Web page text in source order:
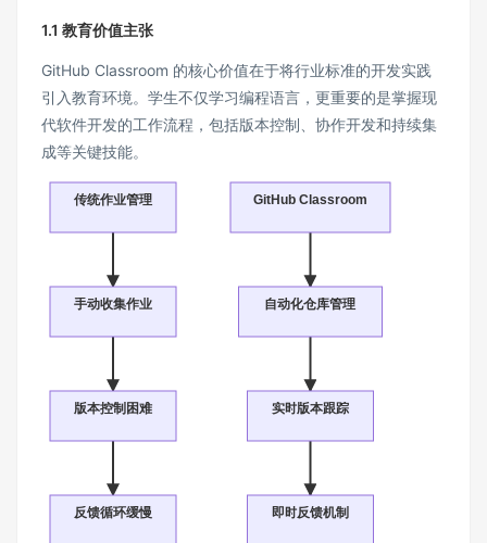
1.1 教育价值主张
GitHub Classroom 的核心价值在于将行业标准的开发实践
引入教育环境。学生不仅学习编程语言，更重要的是掌握现
代软件开发的工作流程，包括版本控制、协作开发和持续集
成等关键技能。
传统作业管理
手动收集作业
版本控制困难
反馈循环缓慢
GitHub Classroom
自动化仓库管理
实时版本跟踪
即时反馈机制